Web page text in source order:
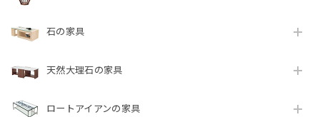
石の家具
天然大理石の家具
ロートアイアンの家具